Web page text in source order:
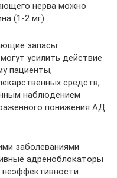
нерва можно
(1-2 мг).
запасы
усилить действие
пациенты,
средств,
наблюдением
понижения АД
заболеваниями
адреноблокаторы
неэффективности